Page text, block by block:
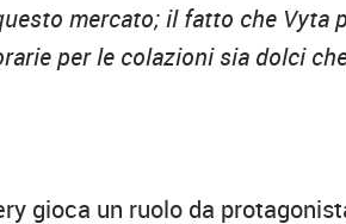
mercato; il fatto che Vyta
per le colazioni sia dolci
gioca un ruolo da